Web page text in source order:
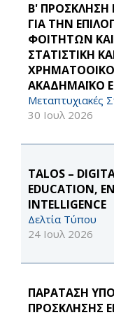
Β' ΠΡΟΣΚΛΗΣΗ
ΓΙΑ ΤΗΝ
ΦΟΙΤΗΤΩΝ
ΣΤΑΤΙΣΤΙΚΗ
ΑΚΑΔΗΜΑΪΚΟ
Μεταπτυχιακές
30 Ιουλ 2026
TALOS –
EDUCATION,
INTELLIGENCE
Δελτία Τύπου
24 Ιουλ 2026
ΠΑΡΑΤΑΣΗ
ΠΡΟΣΚΛΗΣΗΣ